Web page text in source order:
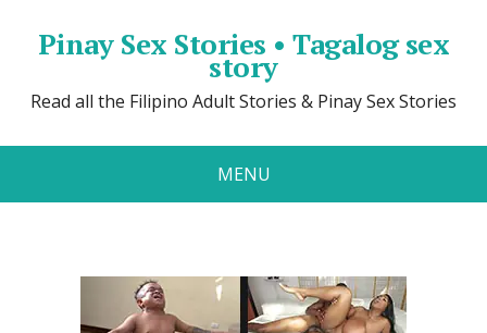
Pinay Sex Stories • Tagalog sex
story
Read all the Filipino Adult Stories & Pinay Sex Stories
MENU